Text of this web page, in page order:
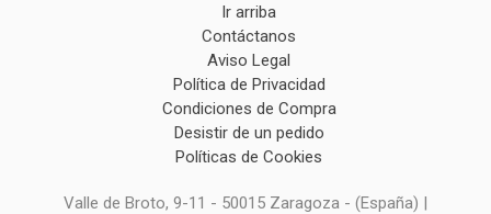
Ir arriba
Contáctanos
Aviso Legal
Política de Privacidad
Condiciones de Compra
Desistir de un pedido
Políticas de Cookies
Valle de Broto, 9-11 - 50015 Zaragoza - (España) |